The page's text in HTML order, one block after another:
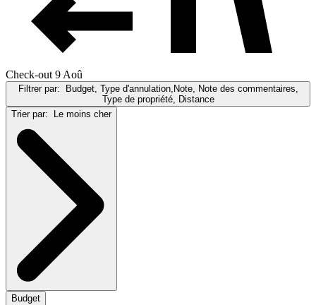
Check-out 9 Aoû
Filtrer par:
Budget, Type d'annulation,Note, Note des commentaires,
Type de propriété, Distance
Trier par:
Le moins cher
Budget